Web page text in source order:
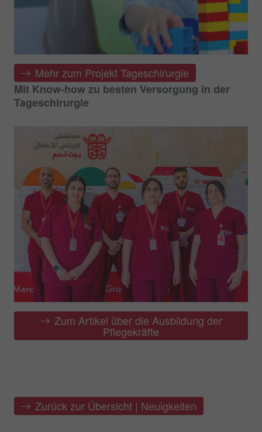
Mehr zum Projekt Tageschirurgie
Mit Know-how zu besten Versorgung in der
Tageschirurgie
Zum Artikel über die Ausbildung der
Pflegekräfte
Zurück zur Übersicht | Neuigkeiten